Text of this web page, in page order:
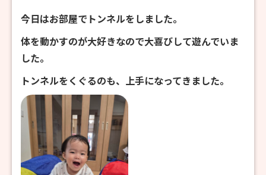
今日はお部屋でトンネルをしました。
体を動かすのが大好きなので大喜びして遊んでいま
した。
トンネルをくぐるのも、上手になってきました。